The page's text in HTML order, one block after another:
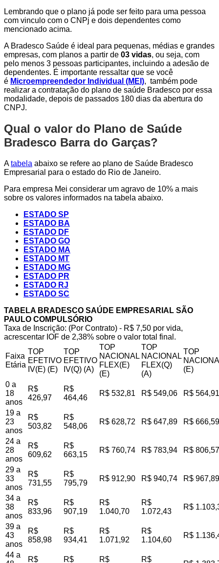
Lembrando que o plano já pode ser feito para uma pessoa
com vinculo com o CNPj e dois dependentes como
mencionado acima.
A Bradesco Saúde é ideal para pequenas, médias e grandes
empresas, com planos a partir de 03 vidas, ou seja, com
pelo menos 3 pessoas participantes, incluindo a adesão de
dependentes. É importante ressaltar que se você
é Microempreendedor Individual (MEI), também pode
realizar a contratação do plano de saúde Bradesco por essa
modalidade, depois de passados 180 dias da abertura do
CNPJ.
Qual o valor do Plano de Saúde
Bradesco Barra do Garças?
Atabela abaixo se refere ao plano de Saúde Bradesco
Empresarial para o estado do Rio de Janeiro.
Para empresa Mei considerar um agravo de 10% a mais
sobre os valores informados na tabela abaixo.
ESTADO SP
ESTADO BA
ESTADO DF
ESTADO GO
ESTADO MA
ESTADO MT
ESTADO MG
ESTADO PR
ESTADO RJ
ESTADO SC
TABELA BRADESCO SAÚDE EMPRESARIAL SÃO
PAULO COMPULSÓRIO
Taxa de Inscrição: (Por Contrato) - R$ 7,50 por vida,
acrescentar IOF de 2,38% sobre o valor total final.
Faixa
Etária
TOP
EFETIVO
IV(E) (E)
TOP
EFETIVO
IV(Q) (A)
TOP
NACIONAL
FLEX(E)
(E)
TOP
NACIONAL
FLEX(Q)
(A)
TOP
(E)
0 a
18
anos
R$
426,97
R$
464,46
R$ 532,81 R$ 549,06 R$ 564,91
19 a
23
anos
R$
503,82
R$
548,06
R$ 628,72 R$ 647,89 R$ 666,59
24 a
28
anos
R$
609,62
R$
663,15
R$ 760,74 R$ 783,94 R$ 806,57
29 a
33
anos
R$
731,55
R$
795,79
R$ 912,90 R$ 940,74 R$ 967,89
34 a
38
anos
R$
833,96
R$
907,19
R$
1.040,70
R$
1.072,43
R$
39 a
43
anos
R$
858,98
R$
934,41
R$
1.071,92
R$
1.104,60
R$
44 a
R$ R$ R$ R$